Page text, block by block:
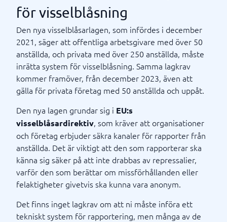
för visselblåsning
Den nya visselblåsarlagen, som infördes i december
2021, säger att offentliga arbetsgivare med över 50
anställda, och privata med över 250 anställda, måste
inrätta system för visselblåsning. Samma lagkrav
kommer framöver, från december 2023, även att
gälla för privata företag med 50 anställda och uppåt.
Den nya lagen grundar sig i EU:s
visselblåsardirektiv, som kräver att organisationer
och företag erbjuder säkra kanaler för rapporter från
anställda. Det är viktigt att den som rapporterar ska
känna sig säker på att inte drabbas av repressalier,
varför den som berättar om missförhållanden eller
felaktigheter givetvis ska kunna vara anonym.
Det finns inget lagkrav om att ni måste införa ett
tekniskt system för rapportering, men många av de